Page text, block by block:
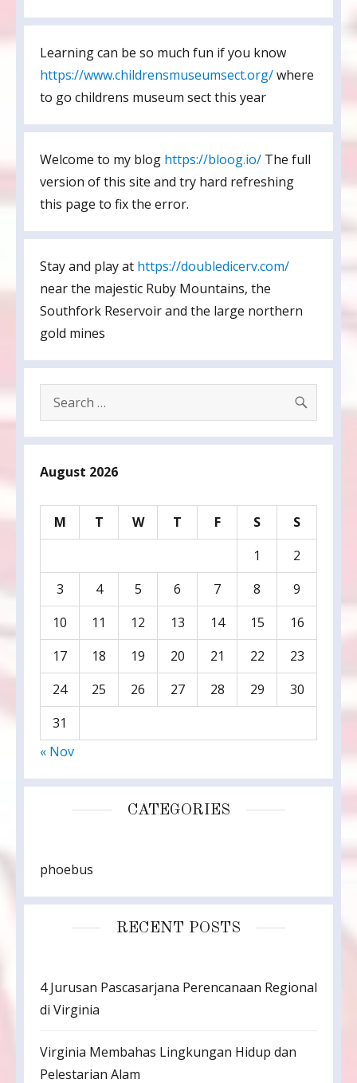
Learning can be so much fun if you know
https://www.childrensmuseumsect.org/where
to go childrens museum sect this year
Welcome to my blog https://bloog.io/ The full
version of this site and try hard refreshing
this page to fix the error.
Stay and play at https://doubledicerv.com/
near the majestic Ruby Mountains, the
Southfork Reservoir and the large northern
gold mines
Search
for:
August 2026
M T W T F S
S
1
2
3
4 5 6 7 8
9
10
11 12 13 14 15
16
17
18 19 20 21 22
23
24
25 26 27 28 29
30
31
« Nov
CATEGORIES
phoebus
RECENT POSTS
4 Jurusan Pascasarjana Perencanaan Regional
di Virginia
Virginia Membahas Lingkungan Hidup dan
Pelestarian Alam